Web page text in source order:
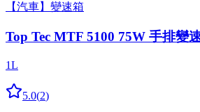
【汽車】變速箱
Top Tec MTF 5100 75W 手排變
1L
5.0(2)